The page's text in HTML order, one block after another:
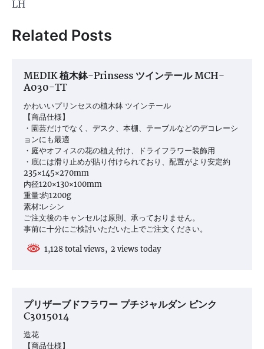
ゲ
シ
ョ
ン
LH
Related Posts
MEDIK 植木鉢-Prinsess ツインテール MCH-
A030-TT
かわいいプリンセスの植木鉢 ツインテール
【商品仕様】
・園芸だけでなく、デスク、本棚、テーブルなどのデコレーシ
ョンにも最適
・庭やオフィスの花の植え付け、ドライフラワー装飾用
・底には滑り止めが貼り付けられており、配置がより安定約
235×145×270mm
内径120×130×100mm
重量:約1200g
素材:レシン
ご注文後のキャンセルは原則、承っておりません。
事前に十分にご検討いただいた上でご注文ください。
1,128 total views, 2 views today
プリザーブドフラワー プチジャルダン ピンク
C3015014
造花
【商品仕様】